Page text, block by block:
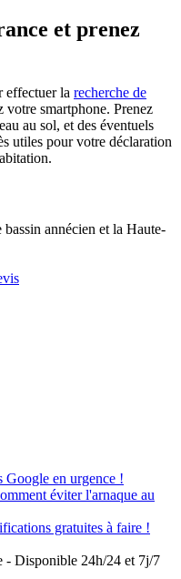
et prenez
effectuer la recherche de
votre smartphone. Prenez
au sol, et des éventuels
utiles pour votre déclaration
annécien et la Haute-
Google en urgence !
éviter l'arnaque au
gratuites à faire !
- Disponible 24h/24 et 7j/7